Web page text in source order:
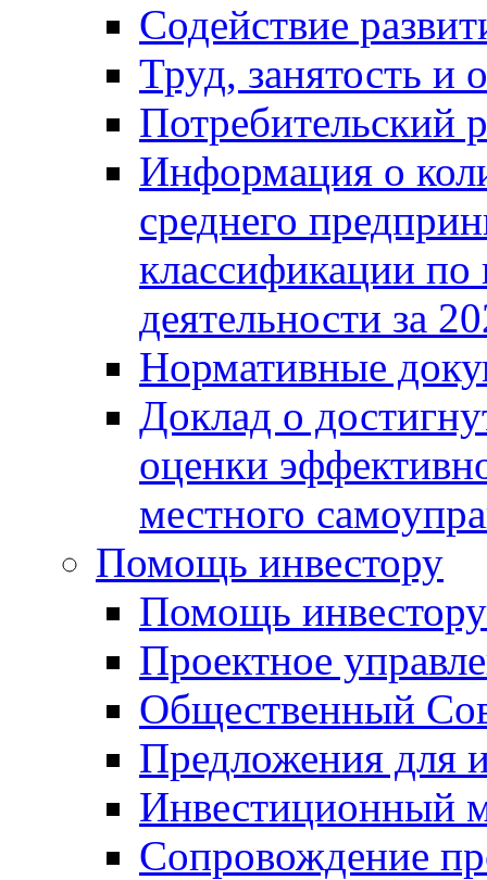
Содействие
Труд, занятость и
Потребительский
Информация о
среднего
классификации
деятельности за
Нормативные
Доклад о
оценки
местного
Помощь инвестору
Помощь инвестору
Проектное
Общественный
Предложения для
Инвестиционный
Сопровождение